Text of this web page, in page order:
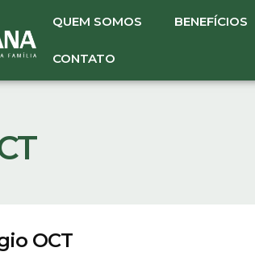
QUEM SOMOS BENEFÍCIOS
CONTATO
OCT